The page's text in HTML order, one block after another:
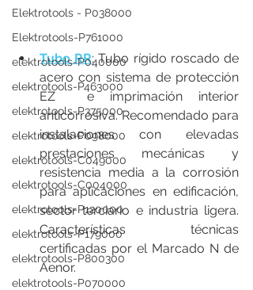
Elektrotools - P038000
Elektrotools-P761000
elektrotools-P040000
elektrotools-P463000
elektrotools-P375000
elektrotools-P098000
elektrotools-C049000
elektrotools-C004000
elektrotools-P120000
elektrotools-P179000
elektrotools-P800300
elektrotools-P070000
Tubo RR: Tubo rígido roscado de
acero con sistema de protección
EZ  e imprimación interior
anticorrosiva. Recomendado para
instalaciones con elevadas
prestaciones mecánicas y
resistencia media a la corrosión
para aplicaciones en edificación,
sector terciario e industria ligera.
Características técnicas
certificadas por el Marcado N de
Aenor.